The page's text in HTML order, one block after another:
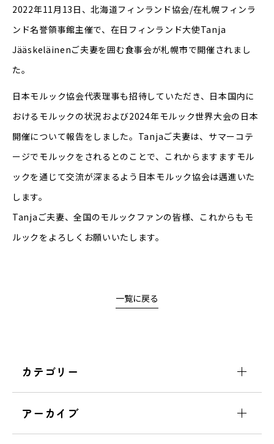
2022年11月13日、北海道フィンランド協会/在札幌フィンラ
ンド名誉領事館主催で、在日フィンランド大使Tanja
Jääskeläinenご夫妻を囲む食事会が札幌市で開催されまし
た。
日本モルック協会代表理事も招待していただき、日本国内に
おけるモルックの状況および2024年モルック世界大会の日本
開催について報告をしました。Tanjaご夫妻は、サマーコテ
ージでモルックをされるとのことで、これからますますモル
ックを通じて交流が深まるよう日本モルック協会は邁進いた
します。
Tanjaご夫妻、全国のモルックファンの皆様、これからもモ
ルックをよろしくお願いいたします。
一覧に戻る
カテゴリー
アーカイブ